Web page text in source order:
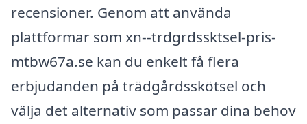
recensioner. Genom att använda
plattformar som xn--trdgrdssktsel-pris-
mtbw67a.se kan du enkelt få flera
erbjudanden på trädgårdsskötsel och
välja det alternativ som passar dina behov